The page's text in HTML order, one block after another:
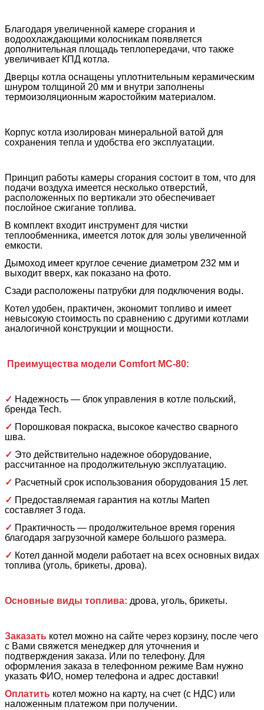
Благодаря увеличенной камере сгорания и
водоохлаждающими колосникам появляется
дополнительная площадь теплопередачи, что также
увеличивает КПД котла.
Дверцы котла оснащены уплотнительным керамическим
шнуром толщиной 20 мм и внутри заполнены
термоизоляционным жаростойким материалом.
Корпус котла изолирован минеральной ватой для
сохранения тепла и удобства его эксплуатации.
Принцип работы камеры сгорания состоит в том, что для
подачи воздуха имеется несколько отверстий,
расположенных по вертикали это обеспечивает
послойное сжигание топлива.
В комплект входит инструмент для чистки
теплообменника, имеется лоток для золы увеличенной
емкости.
Дымоход имеет круглое сечение диаметром 232 мм и
выходит вверх, как показано на фото.
Сзади расположены патрубки для подключения воды.
Котел удобен, практичен, экономит топливо и имеет
невысокую стоимость по сравнению с другими котлами
аналогичной конструкции и мощности.
Преимущества модели Comfort MC-80:
✓ Надежность — блок управления в котле польский,
бренда Tech.
✓ Порошковая покраска, высокое качество сварного
шва.
✓ Это действительно надежное оборудование,
рассчитанное на продолжительную эксплуатацию.
✓ Расчетный срок использования оборудования 15 лет.
✓ Предоставляемая гарантия на котлы Marten
составляет 3 года.
✓ Практичность — продолжительное время горения
благодаря загрузочной камере большого размера.
✓ Котел данной модели работает на всех основных видах
топлива (уголь, брикеты, дрова).
Основные виды топлива: дрова, уголь, брикеты.
Заказать котел можно на сайте через корзину, после чего
с Вами свяжется менеджер для уточнения и
подтверждения заказа. Или по телефону. Для
оформления заказа в телефонном режиме Вам нужно
указать ФИО, номер телефона и адрес доставки!
Оплатить котел можно на карту, на счет (с НДС) или
наложенным платежом при получении.